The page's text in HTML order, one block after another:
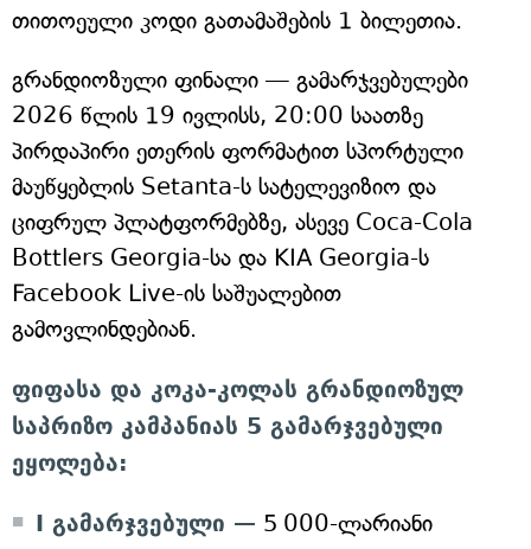
თითოეული კოდი გათამაშების 1 ბილეთია.
გრანდიოზული ფინალი — გამარჯვებულები
2026 წლის 19 ივლისს, 20:00 საათზე
პირდაპირი ეთერის ფორმატით სპორტული
მაუწყებლის Setanta-ს სატელევიზიო და
ციფრულ პლატფორმებზე, ასევე Coca-Cola
Bottlers Georgia-სა და KIA Georgia-ს
Facebook Live-ის საშუალებით
გამოვლინდებიან.
ფიფასა და კოკა-კოლას გრანდიოზულ
საპრიზო კამპანიას 5 გამარჯვებული
ეყოლება:
I გამარჯვებული — 5 000-ლარიანი